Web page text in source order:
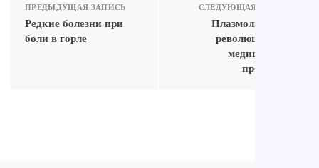
ПРЕДЫДУЩАЯ ЗАПИСЬ
Редкие болезни при
боли в горле
СЛЕДУЮЩАЯ ЗАПИСЬ
Плазмолифтинг:
революционная
медицинская
процедура